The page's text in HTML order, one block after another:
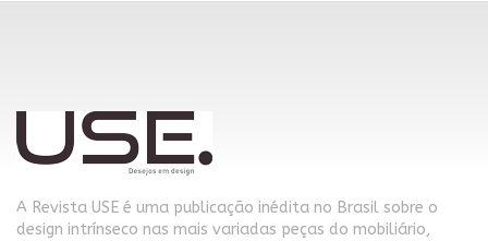
A Revista USE é uma publicação inédita no Brasil sobre o
design intrínseco nas mais variadas peças do mobiliário,